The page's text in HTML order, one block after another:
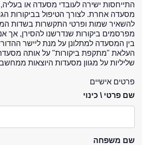
התייחסות ישירה לעובדי מסעדה או בעליה,
מסעדה אחרת. לצורך הטיפול בביקורות
להשאיר שמות ופרטי התקשרות בשדות
מפרסמים ביקורות שנדרשנו להסירן, אך
בין המסעדה למתלונן על מנת ליישר
העלאת "מתקפת ביקורות" על אותה
שליליות על מגוון מסעדות היוצאות
פרטים אישיים
שם פרטי \ כינוי
שם משפחה